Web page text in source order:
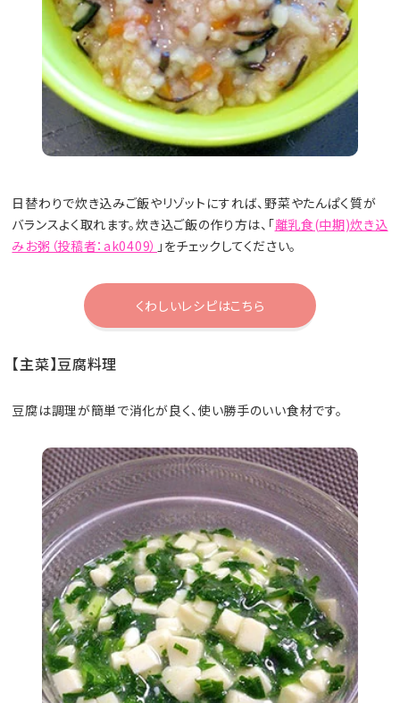
日替わりで炊き込みご飯やリゾットにすれば、野菜やたんぱく質が
バランスよく取れます。炊き込ご飯の作り方は、「離乳食(中期)炊き込
みお粥（投稿者：ak0409） 」をチェックしてください。
くわしいレシピはこちら
【主菜】豆腐料理
豆腐は調理が簡単で消化が良く、使い勝手のいい食材です。